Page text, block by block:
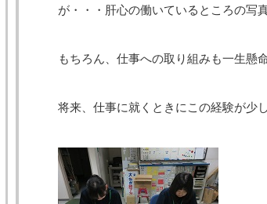
が・・・肝心の働いているところの写
もちろん、仕事への取り組みも一生懸
将来、仕事に就くときにこの経験が少